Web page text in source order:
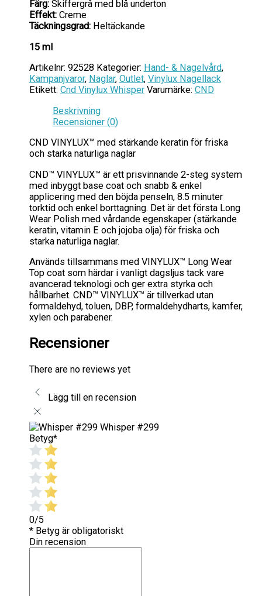
Färg: Skiffergrå med blå underton
Effekt: Creme
Täckningsgrad: Heltäckande
15 ml
Artikelnr: 92528 Kategorier: Hand- & Nagelvård,
Kampanjvaror, Naglar, Outlet, Vinylux Nagellack
Etikett: Cnd Vinylux Whisper Varumärke: CND
Beskrivning
Recensioner (0)
CND VINYLUX™ med stärkande keratin för friska
och starka naturliga naglar
CND™ VINYLUX™ är ett prisvinnande 2-steg system
med inbyggt base coat och snabb & enkel
applicering med den böjda penseln, 8.5 minuter
torktid och enkel borttagning. Det är det första Long
Wear Polish med vårdande egenskaper (stärkande
keratin, vitamin E och jojoba olja) för friska och
starka naturliga naglar.
Används tillsammans med VINYLUX™ Long Wear
Top coat som härdar i vanligt dagsljus tack vare
avancerad teknologi och ger extra styrka och
hållbarhet. CND™ VINYLUX™ är tillverkad utan
formaldehyd, toluen, DBP, formaldehydharts, kamfer,
xylen och parabener.
Recensioner
There are no reviews yet
Lägg till en recension
Whisper #299
Betyg*
0/5
* Betyg är obligatoriskt
Din recension